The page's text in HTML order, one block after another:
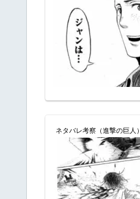
ネタバレ考察（進撃の巨人）